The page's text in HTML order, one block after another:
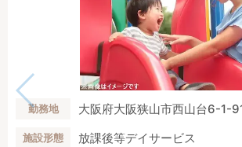
勤務地 大阪府大阪狭山市西山台6-1-
施設形態 放課後等デイサービス